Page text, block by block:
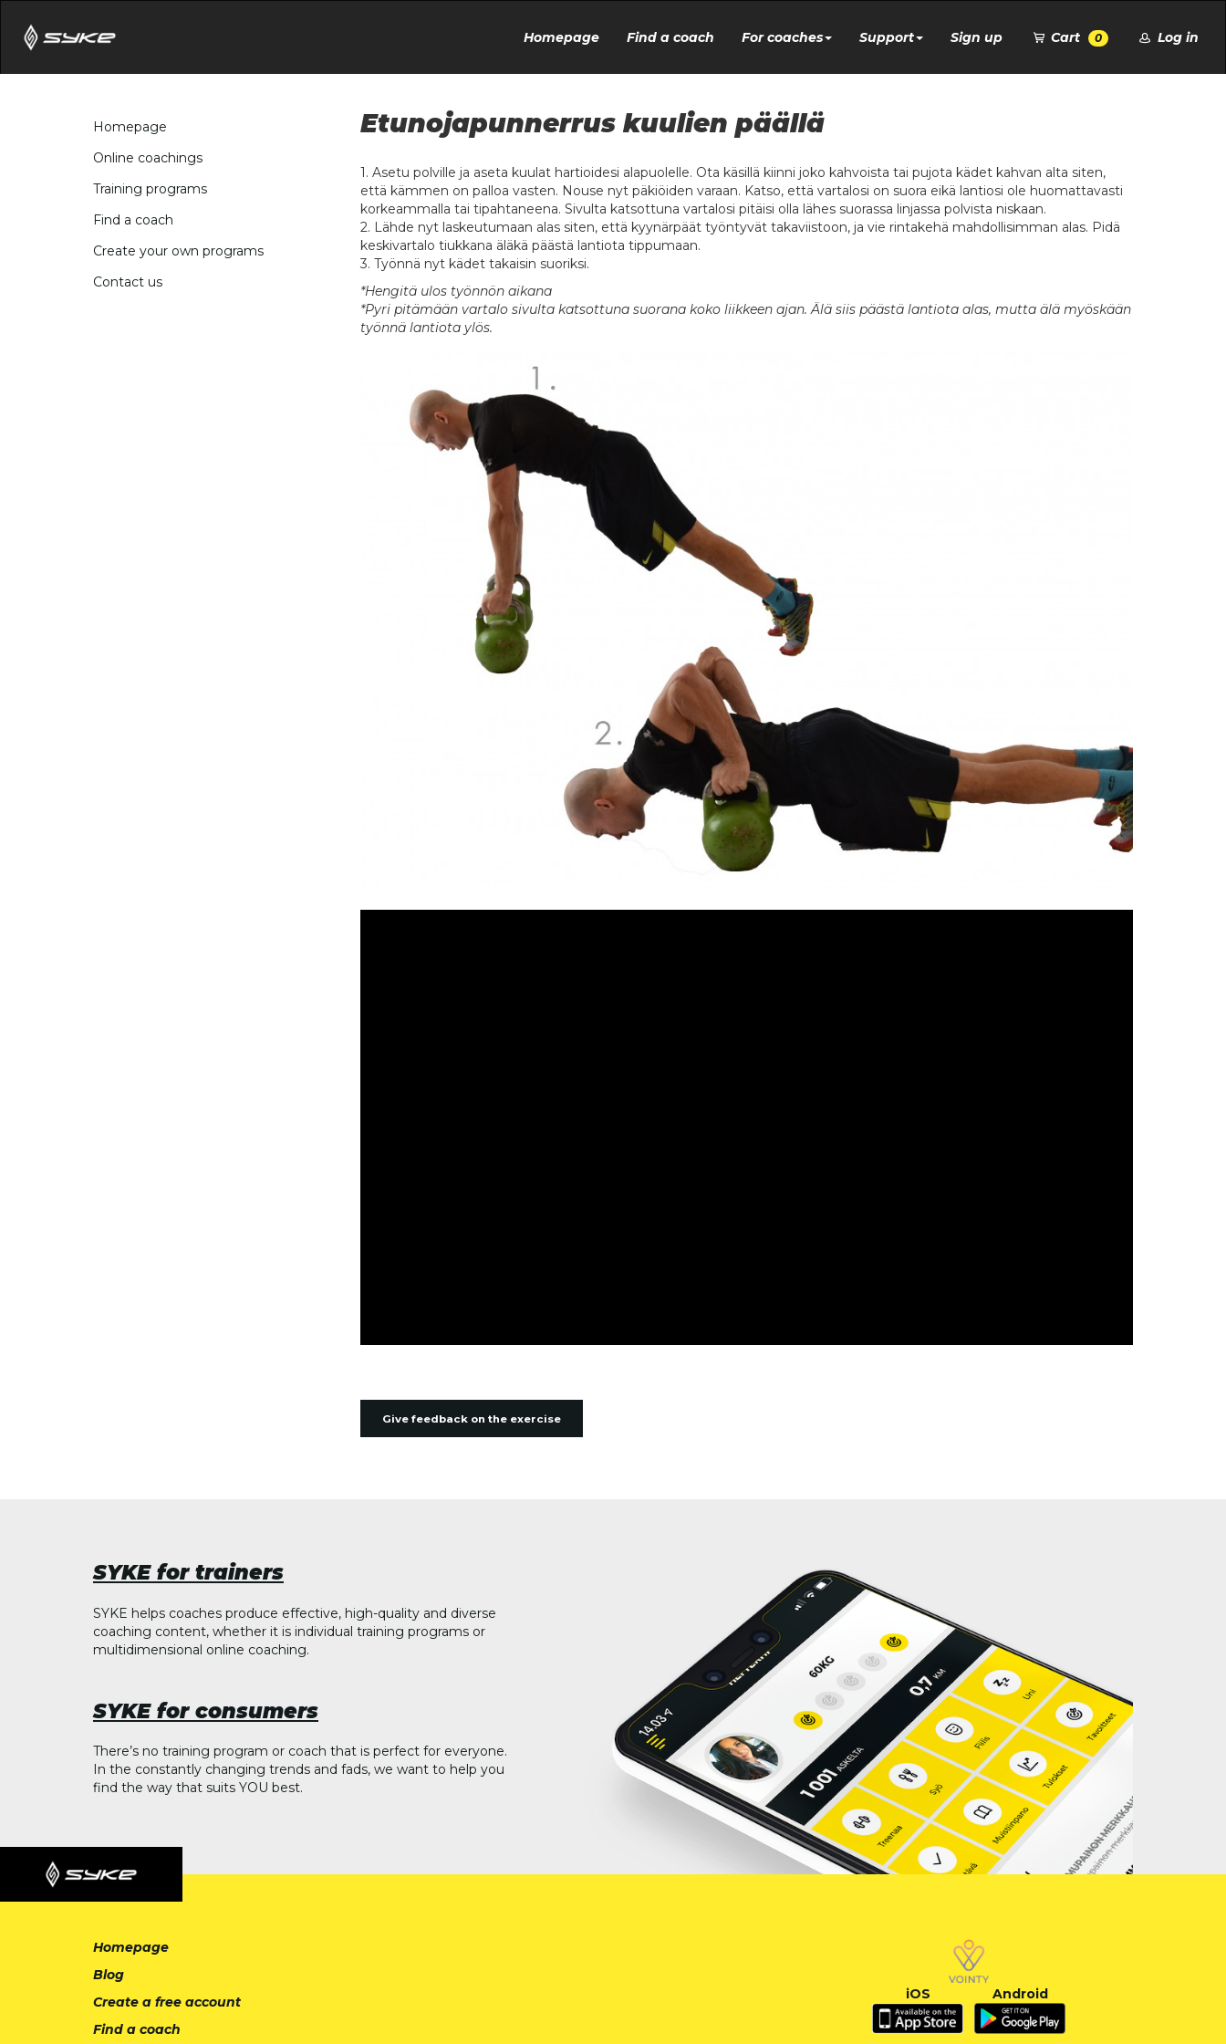
Homepage Find a coach For coaches Support Sign up Cart 0 Log in
Homepage
Online coachings
Training programs
Find a coach
Create your own programs
Contact us
Etunojapunnerrus kuulien päällä
1. Asetu polville ja aseta kuulat hartioidesi alapuolelle. Ota käsillä kiinni joko kahvoista tai pujota kädet kahvan alta siten,
että kämmen on palloa vasten. Nouse nyt päkiöiden varaan. Katso, että vartalosi on suora eikä lantiosi ole huomattavasti
korkeammalla tai tipahtaneena. Sivulta katsottuna vartalosi pitäisi olla lähes suorassa linjassa polvista niskaan.
2. Lähde nyt laskeutumaan alas siten, että kyynärpäät työntyvät takaviistoon, ja vie rintakehä mahdollisimman alas. Pidä
keskivartalo tiukkana äläkä päästä lantiota tippumaan.
3. Työnnä nyt kädet takaisin suoriksi.
*Hengitä ulos työnnön aikana
*Pyri pitämään vartalo sivulta katsottuna suorana koko liikkeen ajan. Älä siis päästä lantiota alas, mutta älä myöskään
työnnä lantiota ylös.
Give feedback on the exercise
SYKE for trainers
SYKE helps coaches produce effective, high-quality and diverse
coaching content, whether it is individual training programs or
multidimensional online coaching.
SYKE for consumers
There’s no training program or coach that is perfect for everyone.
In the constantly changing trends and fads, we want to help you
find the way that suits YOU best.
Homepage
Blog
Create a free account
Find a coach
iOS Android